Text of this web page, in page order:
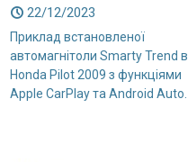
22/12/2023
Приклад встановленої
автомагнітоли Smarty Trend в
Honda Pilot 2009 з функціями
Apple CarPlay та Android Auto.